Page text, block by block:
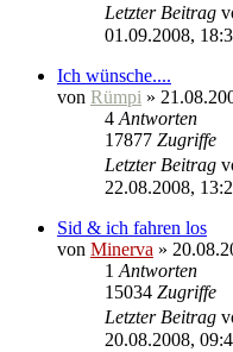
Letzter Beitrag
01.09.2008,
Ich wünsche....
von Rümpi »
4 Antworten
17877 Zugriffe
Letzter Beitrag
22.08.2008,
Sid & ich fahren los
von Minerva »
1 Antworten
15034 Zugriffe
Letzter Beitrag
20.08.2008,